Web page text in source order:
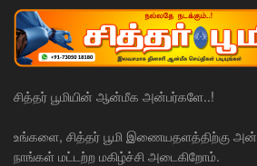
சித்தர் பூமியின் ஆன்மீக அன்பர்களே..!
உங்களை, சித்தர் பூமி இணையதளத்திற்கு
நாங்கள் மட்டற்ற மகிழ்ச்சி அடைகிறோம்.